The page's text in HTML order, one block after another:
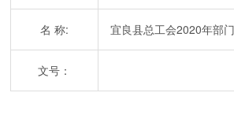
名 称: 宜良县总工会2020年部
文号：